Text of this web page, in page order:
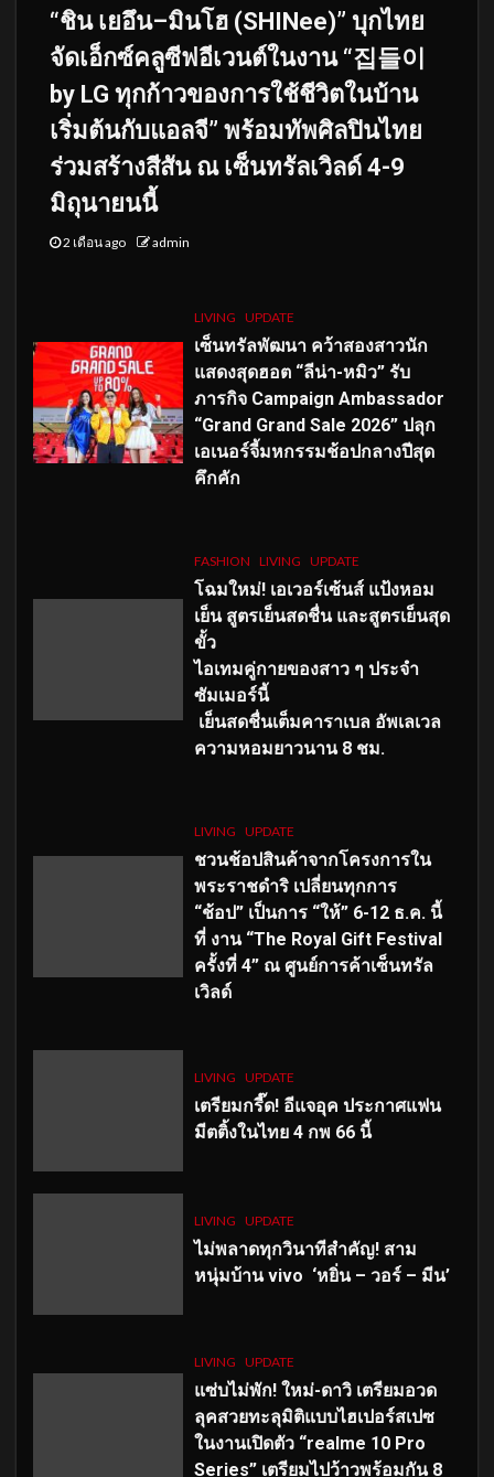
“ชิน เยอึน–มินโฮ (SHINee)” บุกไทย
จัดเอ็กซ์คลูซีฟอีเวนต์ในงาน “집들이
by LG ทุกก้าวของการใช้ชีวิตในบ้าน
เริ่มต้นกับแอลจี” พร้อมทัพศิลปินไทย
ร่วมสร้างสีสัน ณ เซ็นทรัลเวิลด์ 4-9
มิถุนายนนี้
2 เดือน ago admin
LIVING UPDATE
เซ็นทรัลพัฒนา คว้าสองสาวนัก
แสดงสุดฮอต “ลีน่า-หมิว” รับ
ภารกิจ Campaign Ambassador
“Grand Grand Sale 2026” ปลุก
เอเนอร์จี้มหกรรมช้อปกลางปีสุด
คึกคัก
FASHION LIVING UPDATE
โฉมใหม่! เอเวอร์เซ้นส์ แป้งหอม
เย็น สูตรเย็นสดชื่น และสูตรเย็นสุด
ขั้ว
ไอเทมคู่กายของสาว ๆ ประจำ
ซัมเมอร์นี้
เย็นสดชื่นเต็มคาราเบล อัพเลเวล
ความหอมยาวนาน 8 ชม.
LIVING UPDATE
ชวนช้อปสินค้าจากโครงการใน
พระราชดำริ เปลี่ยนทุกการ
“ช้อป” เป็นการ “ให้” 6-12 ธ.ค. นี้
ที่ งาน “The Royal Gift Festival
ครั้งที่ 4” ณ ศูนย์การค้าเซ็นทรัล
เวิลด์
LIVING UPDATE
เตรียมกรี๊ด! อีแจอุค ประกาศแฟน
มีตติ้งในไทย 4 กพ 66 นี้
LIVING UPDATE
ไม่พลาดทุกวินาทีสำคัญ! สาม
หนุ่มบ้าน vivo ‘หยิ่น – วอร์ – มีน’
LIVING UPDATE
แซ่บไม่พัก! ใหม่-ดาวิ เตรียมอวด
ลุคสวยทะลุมิติแบบไฮเปอร์สเปซ
ในงานเปิดตัว “realme 10 Pro
Series” เตรียมไปว้าวพร้อมกัน 8